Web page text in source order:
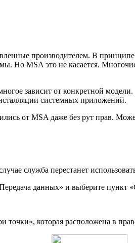
производителем. В
Но MSA это не касается.
зависит от конкретной
системных приложений.
от MSA даже без рут прав.
служба перестанет
данных» и выберите пункт
которая расположена в